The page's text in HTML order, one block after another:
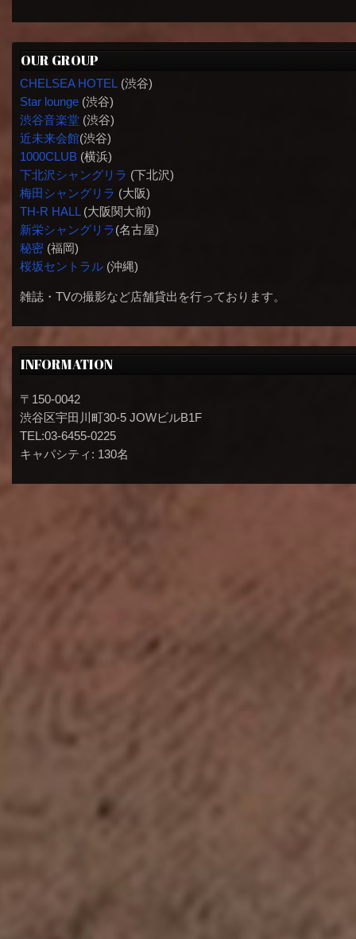
OUR GROUP
CHELSEA HOTEL (渋谷)
Star lounge(渋谷)
渋谷音楽堂(渋谷)
近未来会館(渋谷)
1000CLUB(横浜)
下北沢シャングリラ (下北沢)
梅田シャングリラ (大阪)
TH-R HALL(大阪関大前)
新栄シャングリラ(名古屋)
秘密(福岡)
桜坂セントラル(沖縄)
雑誌・TVの撮影など店舗貸出を行っております。
INFORMATION
〒150-0042
渋谷区宇田川町30-5 JOWビルB1F
TEL:03-6455-0225
キャパシティ: 130名